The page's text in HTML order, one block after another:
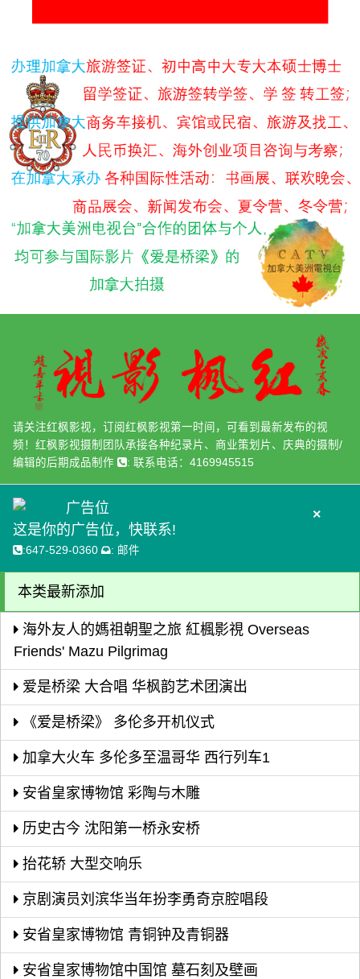
请关注红枫影视，订阅红枫影视第一时间，可看到最新发布的视
频！红枫影视摄制团队承接各种纪录片、商业策划片、庆典的摄制/
编辑的后期成品制作
: 联系电话：4169945515
×
广告位
这是你的广告位，快联系!
:647-529-0360 : 邮件
本类最新添加
海外友人的媽祖朝聖之旅 紅楓影視 Overseas
Friends' Mazu Pilgrimag
爱是桥梁 大合唱 华枫韵艺术团演出
《爱是桥梁》 多伦多开机仪式
加拿大火车 多伦多至温哥华 西行列车1
安省皇家博物馆 彩陶与木雕
历史古今 沈阳第一桥永安桥
抬花轿 大型交响乐
京剧演员刘滨华当年扮李勇奇京腔唱段
安省皇家博物馆 青铜钟及青铜器
安省皇家博物馆中国馆 墓石刻及壁画